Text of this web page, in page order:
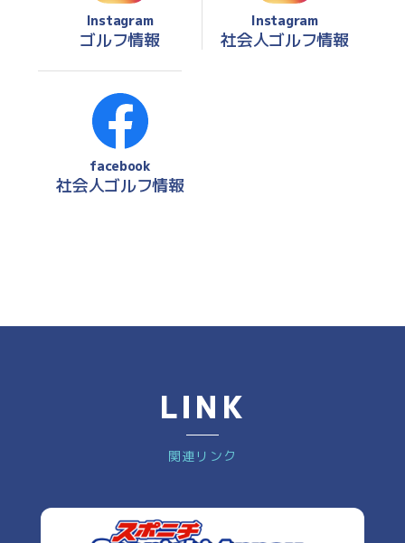
Instagram
ゴルフ情報
Instagram
社会人ゴルフ情報
facebook
社会人ゴルフ情報
LINK
関連リンク